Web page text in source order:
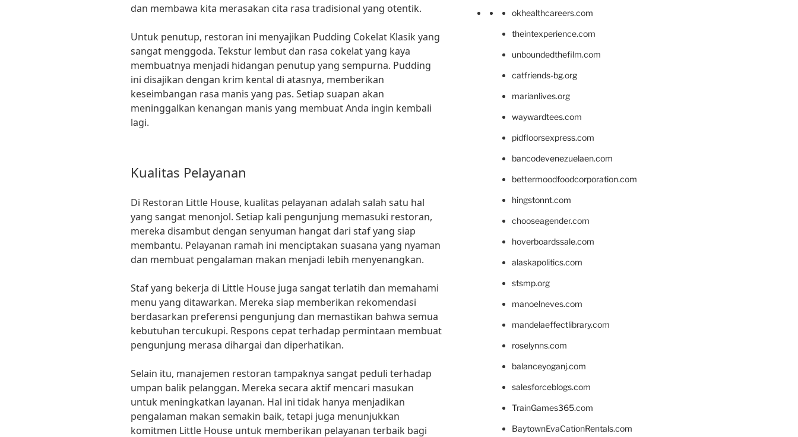
dan membawa kita merasakan cita rasa tradisional yang otentik.
Untuk penutup, restoran ini menyajikan Pudding Cokelat Klasik yang
sangat menggoda. Tekstur lembut dan rasa cokelat yang kaya
membuatnya menjadi hidangan penutup yang sempurna. Pudding
ini disajikan dengan krim kental di atasnya, memberikan
keseimbangan rasa manis yang pas. Setiap suapan akan
meninggalkan kenangan manis yang membuat Anda ingin kembali
lagi.
Kualitas Pelayanan
Di Restoran Little House, kualitas pelayanan adalah salah satu hal
yang sangat menonjol. Setiap kali pengunjung memasuki restoran,
mereka disambut dengan senyuman hangat dari staf yang siap
membantu. Pelayanan ramah ini menciptakan suasana yang nyaman
dan membuat pengalaman makan menjadi lebih menyenangkan.
Staf yang bekerja di Little House juga sangat terlatih dan memahami
menu yang ditawarkan. Mereka siap memberikan rekomendasi
berdasarkan preferensi pengunjung dan memastikan bahwa semua
kebutuhan tercukupi. Respons cepat terhadap permintaan membuat
pengunjung merasa dihargai dan diperhatikan.
Selain itu, manajemen restoran tampaknya sangat peduli terhadap
umpan balik pelanggan. Mereka secara aktif mencari masukan
untuk meningkatkan layanan. Hal ini tidak hanya menjadikan
pengalaman makan semakin baik, tetapi juga menunjukkan
komitmen Little House untuk memberikan pelayanan terbaik bagi
okhealthcareers.com
theintexperience.com
unboundedthefilm.com
catfriends-bg.org
marianlives.org
waywardtees.com
pidfloorsexpress.com
bancodevenezuelaen.com
bettermoodfoodcorporation.com
hingstonnt.com
chooseagender.com
hoverboardssale.com
alaskapolitics.com
stsmp.org
manoelneves.com
mandelaeffectlibrary.com
roselynns.com
balanceyoganj.com
salesforceblogs.com
TrainGames365.com
BaytownEvaCationRentals.com